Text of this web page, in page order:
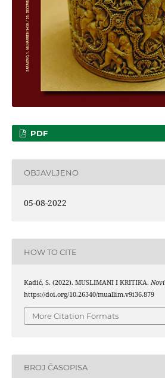
PDF
OBJAVLJENO
05-08-2022
HOW TO CITE
Kadić, S. (2022). MUSLIMANI I KRITIKA.
https://doi.org/10.26340/muallim.v9i36.879
More Citation Formats
BROJ ČASOPISA